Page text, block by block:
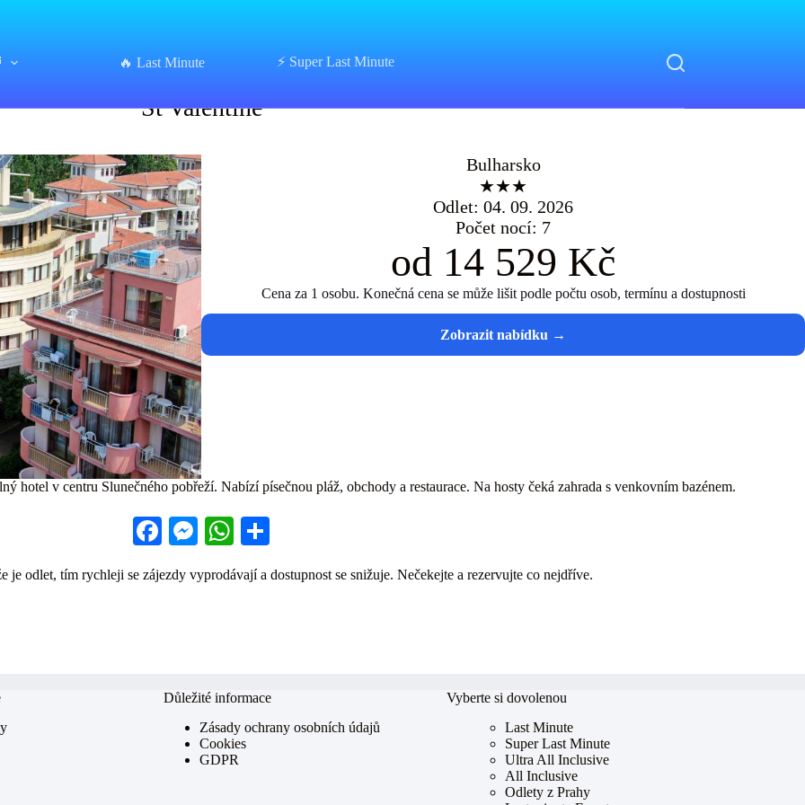
🔥 Last Minute ⚡ Super Last Minute
St Valentine
St Valentine
Bulharsko
★★★
Odlet: 04. 09. 2026
Počet nocí: 7
od 14 529 Kč
Cena za 1 osobu. Konečná cena se může lišit podle počtu osob, termínu a dostupnosti
hotel v centru Slunečného pobřeží. Nabízí písečnou pláž, obchody a restaurace. Na hosty čeká zahrada s venkovním bazénem.
Fa
bo
M
se
W
ts re
odlet, tím rychleji se zájezdy vyprodávají a dostupnost se snižuje. Nečekejte a rezervujte co nejdříve.
Důležité informace
Zásady ochrany osobních údajů
Cookies
GDPR
Vyberte si dovolenou
Last Minute
Super Last Minute
Ultra All Inclusive
All Inclusive
Odlety z Prahy